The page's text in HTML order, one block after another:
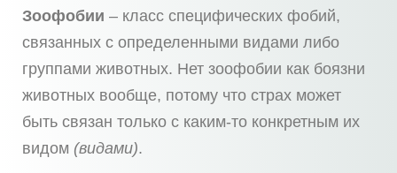
Зоофобии – класс специфических фобий,
связанных с определенными видами либо
группами животных. Нет зоофобии как боязни
животных вообще, потому что страх может
быть связан только с каким-то конкретным их
видом (видами).